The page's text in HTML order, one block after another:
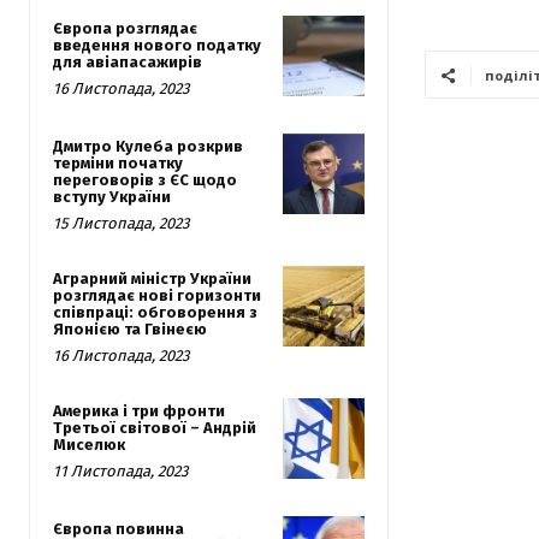
Європа розглядає
введення нового податку
для авіапасажирів
16 Листопада, 2023
Дмитро Кулеба розкрив
терміни початку
переговорів з ЄС щодо
вступу України
15 Листопада, 2023
Аграрний міністр України
розглядає нові горизонти
співпраці: обговорення з
Японією та Гвінеєю
16 Листопада, 2023
Америка і три фронти
Третьої світової – Андрій
Миселюк
11 Листопада, 2023
Європа повинна